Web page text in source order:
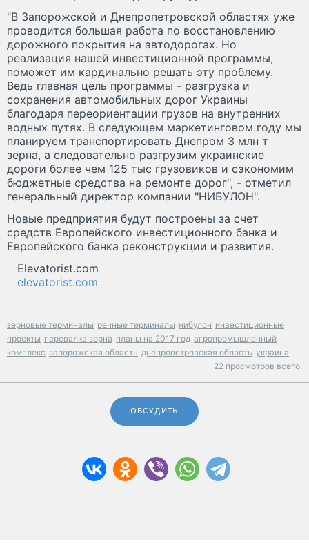
"В Запорожской и Днепропетровской областях уже
проводится большая работа по восстановлению
дорожного покрытия на автодорогах. Но
реализация нашей инвестиционной программы,
поможет им кардинально решать эту проблему.
Ведь главная цель программы - разгрузка и
сохранения автомобильных дорог Украины
благодаря переориентации грузов на внутренних
водных путях. В следующем маркетинговом году мы
планируем транспортировать Днепром 3 млн т
зерна, а следовательно разгрузим украинские
дороги более чем 125 тыс грузовиков и сэкономим
бюджетные средства на ремонте дорог", - отметил
генеральный директор компании "НИБУЛОН".
Новые предприятия будут построены за счет
средств Европейского инвестиционного банка и
Европейского банка реконструкции и развития.
Elevatorist.com
elevatorist.com
зерновые терминалы речные терминалы нибулон инвестиционные
проекты перевалка зерна планы на 2017 год агропромышленный
комплекс запорожская область днепропетровская область украина
22 просмотров всего.
ОБСУДИТЬ